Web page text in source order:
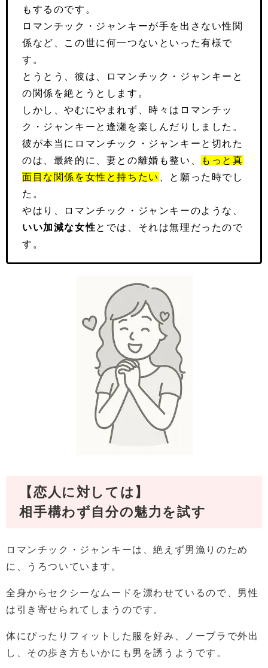
もするのです。
ロマンチック・ジャンキーが手を出さない性関
係など、この世に何一つないといった有様で
す。
とうとう、彼は、ロマンチック・ジャンキーと
の関係を絶とうとします。
しかし、やむにやまれず、時々はロマンチッ
ク・ジャンキーと逢瀬を楽しんだりしました。
彼が本当にロマンチック・ジャンキーと切れた
のは、最終的に、妻との離婚も整い、
もっと真
面目な関係を女性と持ちたい
、と願った時でし
た。
やはり、ロマンチック・ジャンキーのような、
いい加減な女性とでは、それは無理だったので
す。
【恋人に対しては】
相手構わず自分の魅力を試す
ロマンチック・ジャンキーは、絶えず男漁りのため
に、うろついています。
全身からセクシーなムードを漂わせているので、男性
は引き寄せられてしまうのです。
体にぴったりフィットした服を好み、ノーブラで外出
し、その歩き方もいかにも男を誘うようです。